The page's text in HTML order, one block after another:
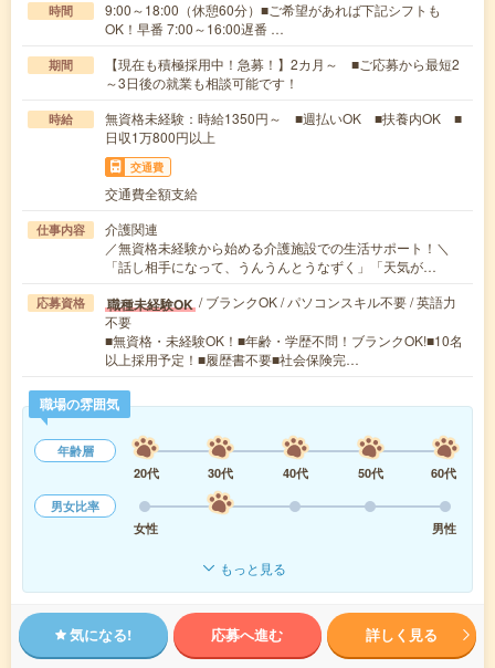
時間
9:00～18:00（休憩60分）■ご希望があれば下記シフトも
OK！早番 7:00～16:00遅番 …
期間
【現在も積極採用中！急募！】2カ月～ ■ご応募から最短2
～3日後の就業も相談可能です！
時給
無資格未経験：時給1350円～ ■週払いOK ■扶養内OK ■
日収1万800円以上
交通費
交通費全額支給
仕事内容
介護関連
／無資格未経験から始める介護施設での生活サポート！＼
「話し相手になって、うんうんとうなずく」「天気が…
応募資格 職種未経験OK / ブランクOK / パソコンスキル不要 / 英語力
不要
■無資格・未経験OK！■年齢・学歴不問！ブランクOK!■10名
以上採用予定！■履歴書不要■社会保険完…
職場の雰囲気
年齢層
20代
30代 40代 50代
60代
男女比率
女性
男性
もっと見る
気になる! 応募へ進む 詳しく見る